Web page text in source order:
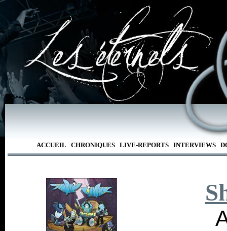
ACCUEIL CHRONIQUES LIVE-REPORTS INTERVIEWS